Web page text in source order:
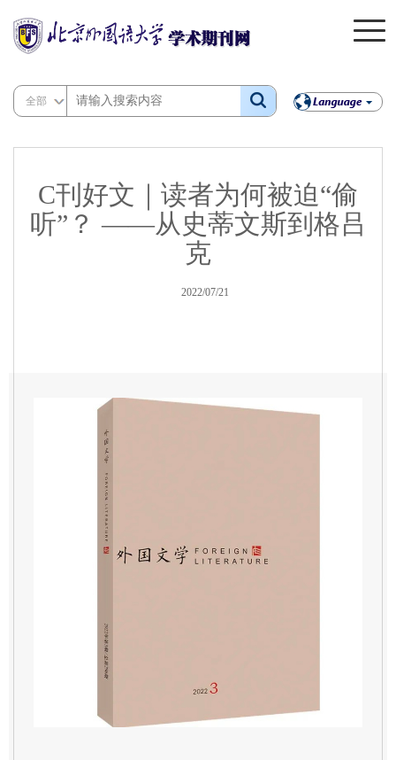
全部
C刊好文｜读者为何被迫“偷
听”？ ——从史蒂文斯到格吕
克
2022/07/21